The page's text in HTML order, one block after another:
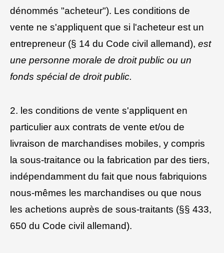
dénommés "acheteur"). Les conditions de
vente ne s'appliquent que si l'acheteur est un
entrepreneur (§ 14 du Code civil allemand), est
une personne morale de droit public ou un
fonds spécial de droit public.
2. les conditions de vente s'appliquent en
particulier aux contrats de vente et/ou de
livraison de marchandises mobiles, y compris
la sous-traitance ou la fabrication par des tiers,
indépendamment du fait que nous fabriquions
nous-mêmes les marchandises ou que nous
les achetions auprès de sous-traitants (§§ 433,
650 du Code civil allemand).